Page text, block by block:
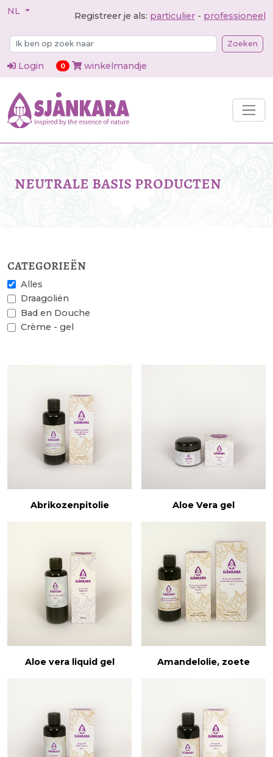
NL Registreer je als: particulier - professioneel
Zoeken
Login 0items in cart
winkelmandje
neutrale basis producten
categorieën
Alles
Draagoliën
Bad en Douche
Crème - gel
Abrikozenpitolie Aloe Vera gel
Aloe vera liquid gel Amandelolie, zoete